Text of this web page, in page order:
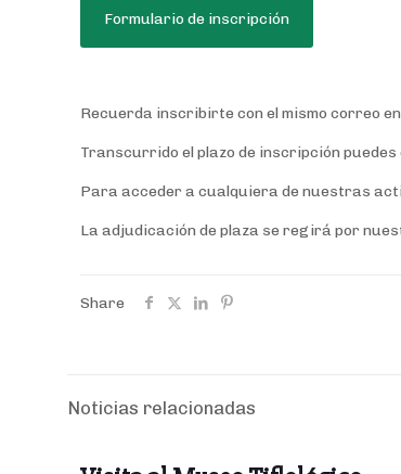
Formulario de inscripción
Recuerda inscribirte con el mismo correo
Transcurrido el plazo de inscripción
Para acceder a cualquiera de nuestras
La adjudicación de plaza se regirá por
Share
Noticias relacionadas